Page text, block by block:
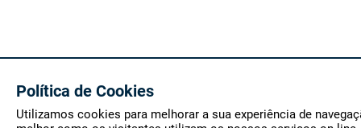
Política de Cookies
Utilizamos cookies para melhorar a sua experiência de